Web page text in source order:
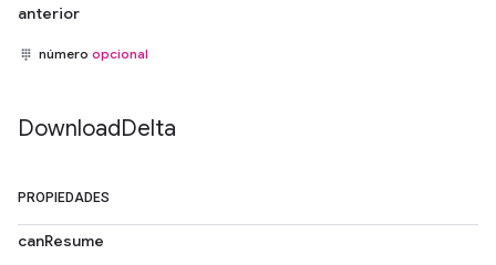
anterior
número opcional
DownloadDelta
PROPIEDADES
canResume